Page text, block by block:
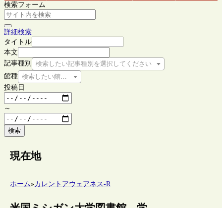
検索フォーム
詳細検索
タイトル
本文
記事種別
検索したい記事種別を選択してください
館種 検索したい館種を選択してください
投稿日
～
検索
現在地
ホーム»カレントアウェアネス-R